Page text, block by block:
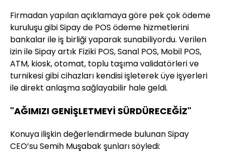
Firmadan yapılan açıklamaya göre pek çok ödeme
kuruluşu gibi Sipay de POS ödeme hizmetlerini
bankalar ile iş birliği yaparak sunabiliyordu. Verilen
izin ile Sipay artık Fiziki POS, Sanal POS, Mobil POS,
ATM, kiosk, otomat, toplu taşıma validatörleri ve
turnikesi gibi cihazları kendisi işleterek üye işyerleri
ile direkt anlaşma sağlayabilir hale geldi.
"AĞIMIZI GENİŞLETMEYİ SÜRDÜRECEĞİZ"
Konuya ilişkin değerlendirmede bulunan Sipay
CEO’su Semih Muşabak şunları söyledi: